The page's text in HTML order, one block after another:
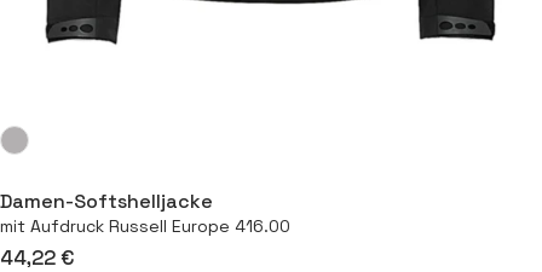
Damen-Softshelljacke
mit Aufdruck Russell Europe 416.00
44,22 €